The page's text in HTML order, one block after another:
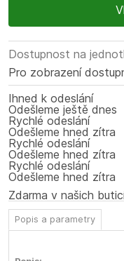
Dostupnost na
Pro zobrazení
Ihned k odeslání
Odešleme ještě dnes
Rychlé odeslání
Odešleme hned zítra
Rychlé odeslání
Odešleme hned zítra
Rychlé odeslání
Odešleme hned zítra
Zdarma v našich
Popis a parametry